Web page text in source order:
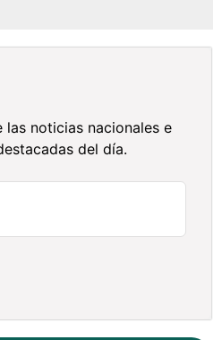
las noticias nacionales e
del día.